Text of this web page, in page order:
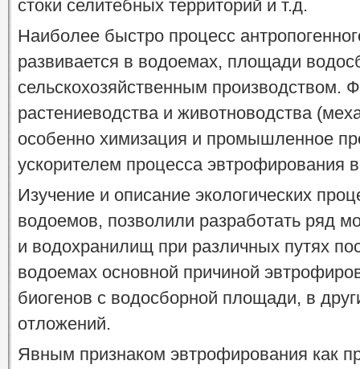
стоки селитебных территорий и т.д.
Наиболее быстро процесс
развивается в водоемах, площади
сельскохозяйственным производством.
растениеводства и животноводства
особенно химизация и промышленное
ускорителем процесса эвтрофирования
Изучение и описание экологических
водоемов, позволили разработать ряд
и водохранилищ при различных путях
водоемах основной причиной
биогенов с водосборной площади, в
отложений.
Явным признаком эвтрофирования как